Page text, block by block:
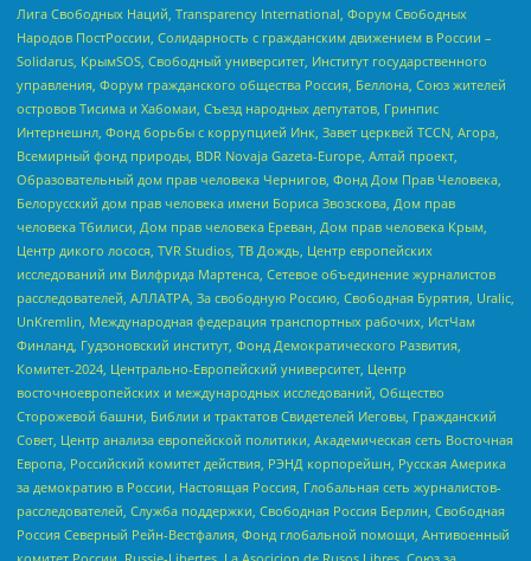
Лига Свободных Наций, Transparеncy International, Форум Свободных
Народов ПостРоссии, Солидарность с гражданским движением в России –
Solidarus, КрымSOS, Свободный университет, Институт государственного
управления, Форум гражданского общества Россия, Беллона, Союз жителей
островов Тисима и Хабомаи, Съезд народных депутатов, Гринпис
Интернешнл, Фонд борьбы с коррупцией Инк, Завет церквей TCCN, Агора,
Всемирный фонд природы, BDR Novaja Gazeta-Europe, Алтай проект,
Образовательный дом прав человека Чернигов, Фонд Дом Прав Человека,
Белорусский дом прав человека имени Бориса Звозскова, Дом прав
человека Тбилиси, Дом прав человека Ереван, Дом прав человека Крым,
Центр дикого лосося, TVR Studios, ТВ Дождь, Центр европейских
исследований им Вилфрида Мартенса, Сетевое объединение журналистов
расследователей, АЛЛАТРА, За свободную Россию, Свободная Бурятия, Uralic,
UnKremlin, Международная федерация транспортных рабочих, ИстЧам
Финланд, Гудзоновский институт, Фонд Демократического Развития,
Комитет-2024, Центрально-Европейский университет, Центр
восточноевропейских и международных исследований, Общество
Сторожевой башни, Библии и трактатов Свидетелей Иеговы, Гражданский
Совет, Центр анализа европейской политики, Академическая сеть Восточная
Европа, Российский комитет действия, РЭНД корпорейшн, Русская Америка
за демократию в России, Настоящая Россия, Глобальная сеть журналистов-
расследователей, Служба поддержки, Свободная Россия Берлин, Свободная
Россия Северный Рейн-Вестфалия, Фонд глобальной помощи, Антивоенный